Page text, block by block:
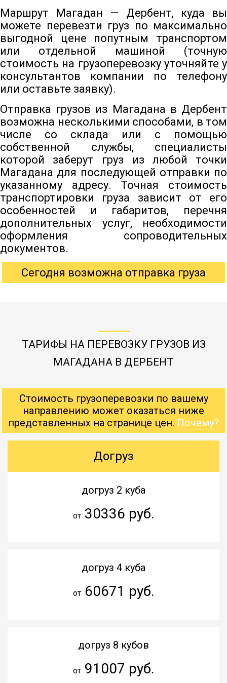
Маршрут Магадан — Дербент, куда вы
можете перевезти груз по максимально
выгодной цене попутным транспортом
или отдельной машиной (точную
стоимость на грузоперевозку уточняйте у
консультантов компании по телефону
или оставьте заявку).
Отправка грузов из Магадана в Дербент
возможна несколькими способами, в том
числе со склада или с помощью
собственной службы, специалисты
которой заберут груз из любой точки
Магадана для последующей отправки по
указанному адресу. Точная стоимость
транспортировки груза зависит от его
особенностей и габаритов, перечня
дополнительных услуг, необходимости
оформления сопроводительных
документов.
Сегодня возможна отправка груза
ТАРИФЫ НА ПЕРЕВОЗКУ ГРУЗОВ ИЗ
МАГАДАНА В ДЕРБЕНТ
Стоимость грузоперевозки по вашему
направлению может оказаться ниже
представленных на странице цен. Почему?
Догруз
догруз 2 куба
от30336 руб.
догруз 4 куба
от60671 руб.
догруз 8 кубов
от91007 руб.